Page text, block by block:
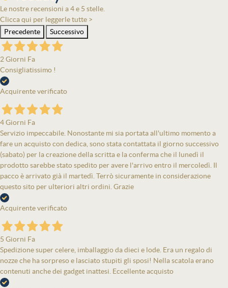
Le nostre recensioni a 4 e 5 stelle.
Clicca qui per leggerle tutte >
Precedente
Successivo
2 Giorni Fa
Consigliatissimo !
Acquirente verificato
4 Giorni Fa
Servizio impeccabile. Nonostante mi sia portata all'ultimo momento a
fare un acquisto con dedica, sono stata contattata il giorno successivo
(sabato) per la creazione della scritta e la conferma che il lunedì il
prodotto sarebbe stato spedito per avere l'arrivo entro il mercoledì. Il
pacco è arrivato già il martedì. Terrò sicuramente in considerazione
questo sito per ulteriori altri ordini. Grazie
Acquirente verificato
5 Giorni Fa
Spedizione super celere, imballaggio da dieci e lode. Era un regalo di
nozze che ha sorpreso e lasciato stupiti gli sposi! Nella scatola erano
contenuti anche dei gadget inattesi. Eccellente acquisto